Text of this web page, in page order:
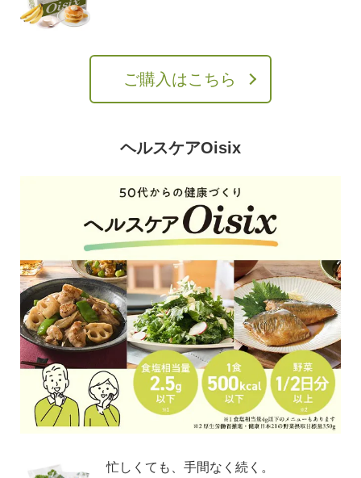
ご購入はこちら
ヘルスケアOisix
忙しくても、手間なく続く。